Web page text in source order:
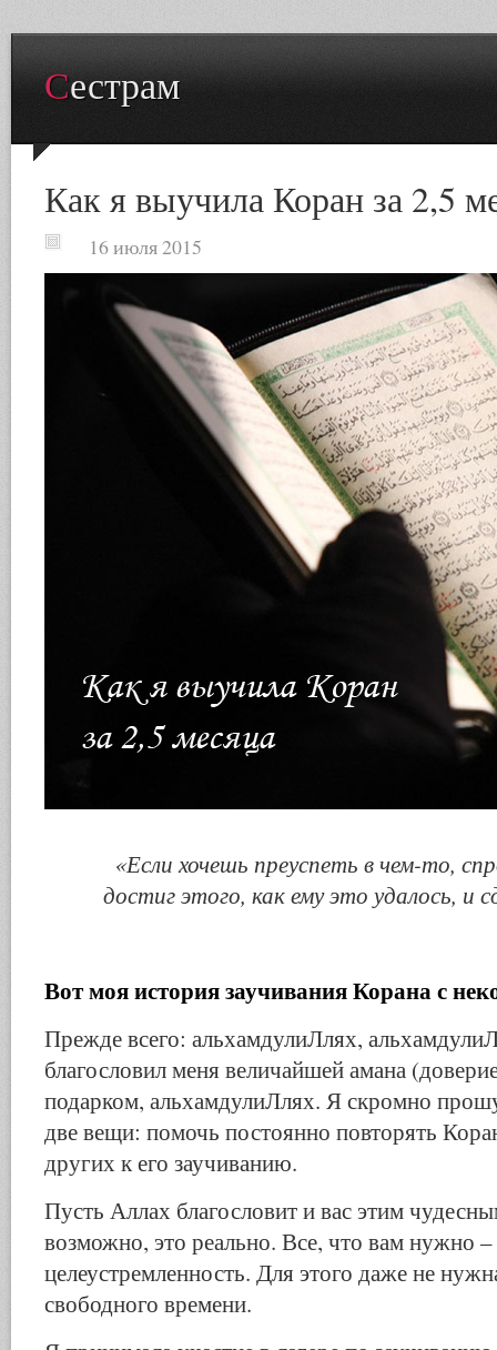
Сестрам
Как я выучила Коран за 2,5
16 июля 2015
«Если хочешь преуспеть в чем-то,
достиг этого, как ему это удалось, и
Вот моя история заучивания Корана с
Прежде всего: альхамдулиЛлях,
благословил меня величайшей амана
подарком, альхамдулиЛлях. Я скромно
две вещи: помочь постоянно повторять
других к его заучиванию.
Пусть Аллах благословит и вас этим
возможно, это реально. Все, что вам нужно –
целеустремленность. Для этого даже не
свободного времени.